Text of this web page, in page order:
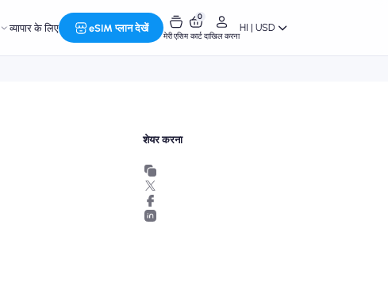
व्यापार के लिए eSIM प्लान देखें
मेरी एसिम
0
कार्ट दाखिल करना
HI | USD
शेयर करना